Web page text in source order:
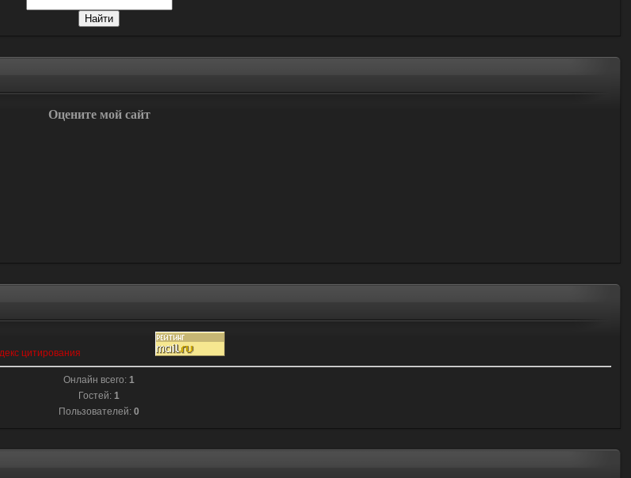
Оцените мой сайт
Онлайн всего: 1
Гостей: 1
Пользователей: 0